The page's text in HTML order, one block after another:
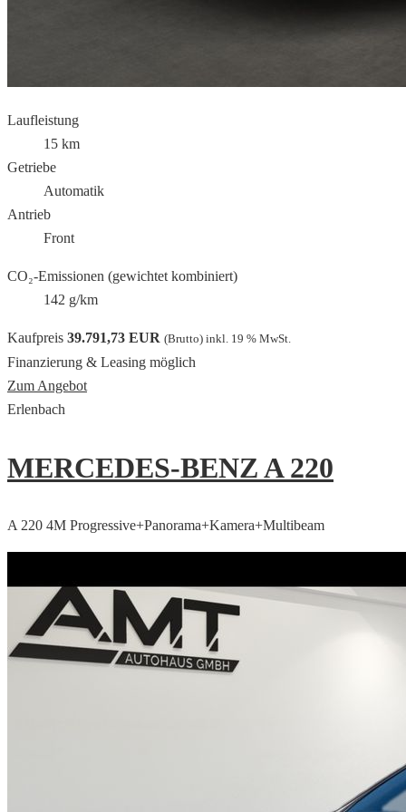
Laufleistung
15 km
Getriebe
Automatik
Antrieb
Front
CO₂-Emissionen (gewichtet kombiniert)
142 g/km
Kaufpreis 39.791,73 EUR (Brutto) inkl. 19 % MwSt.
Finanzierung & Leasing möglich
Zum Angebot
Erlenbach
MERCEDES-BENZ A 220
A 220 4M Progressive+Panorama+Kamera+Multibeam